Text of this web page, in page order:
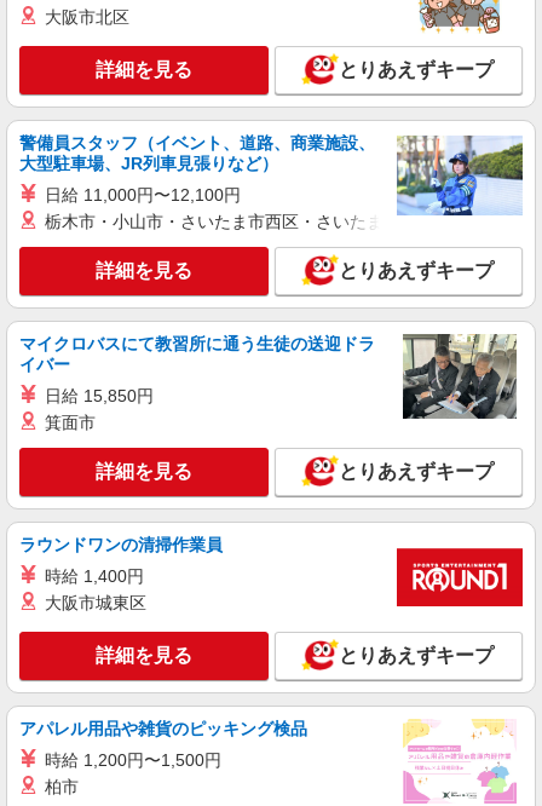
キープ 詳細を見る
派遣社員
株式会社kotrio /●KB-H-1879411
【兵庫駅近く】病院でシーツ交換や備品管理な
時給1550円〜2187円 ＜日払い有/週払い有/交
通費全支給(ガソリン代含む)＞
神戸市兵庫区/最寄り：兵庫駅
キープ 詳細を見る
派遣社員
株式会社kotrio /●KB-H-1879450
高級ホテルのような空間＊。新開地駅そば▼サ
高住で見回りやお話相手など
時給1550円〜2187円 ＜日払い有/週払い有/交
通費全支給(ガソリン代含む)＞
キープ 詳細を見る
株式会社kotrio /●KB-H-2020852
新開地駅＊幅広い世代が活動中！サ高住のサポ
時給1450円〜2187円 ＜日払い有/週払い有/交
通費全支給(ガソリン代含む)＞
大阪市北区
詳細を見る とりあえずキープ
警備員スタッフ（イベント、道路、商業施設、
大型駐車場、JR列車見張りなど）
日給 11,000円〜12,100円
栃木市・小山市・さいたま市西区・さいたま市岩槻区・久喜市・
詳細を見る とりあえずキープ
マイクロバスにて教習所に通う生徒の送迎ドラ
イバー
日給 15,850円
箕面市
詳細を見る とりあえずキープ
ラウンドワンの清掃作業員
時給 1,400円
大阪市城東区
詳細を見る とりあえずキープ
アパレル用品や雑貨のピッキング検品
時給 1,200円〜1,500円
柏市